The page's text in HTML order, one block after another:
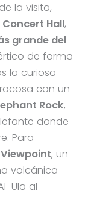
la visita,
Hall,
grande del
de forma
la curiosa
con un
Rock,
donde
Para
, un
volcánica
Ula al